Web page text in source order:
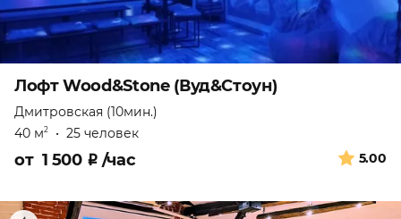
Лофт Wood&Stone (Вуд&Стоун)
Дмитровская (10мин.)
40 м2 • 25 человек
5.00
от 1 500 ₽ /час